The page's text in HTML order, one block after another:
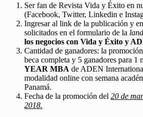
Ser fan de Revista Vida y Éxito en
(Facebook, Twitter, Linkedin e
Ingresar al link de la publicación y
solicitados en el formulario de la
los negocios con Vida y Éxito y
Cantidad de ganadores: la
beca completa y 5 ganadores para 1
YEAR MBA de ADEN
modalidad online con semana
Panamá.
Fecha de la promoción del 20 de
2018.